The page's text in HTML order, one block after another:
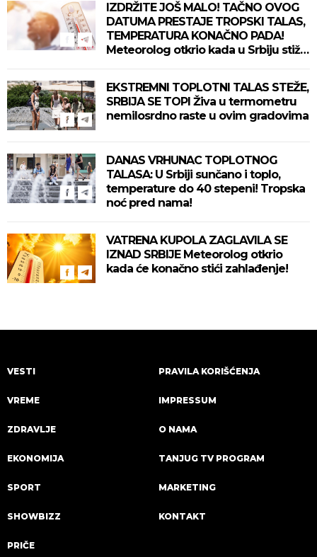
IZDRŽITE JOŠ MALO! TAČNO OVOG
DATUMA PRESTAJE TROPSKI TALAS,
TEMPERATURA KONAČNO PADA!
Meteorolog otkrio kada u Srbiju stiže
EKSTREMNI TOPLOTNI TALAS STEŽE,
SRBIJA SE TOPI Živa u termometru
nemilosrdno raste u ovim gradovima
DANAS VRHUNAC TOPLOTNOG
TALASA: U Srbiji sunčano i toplo,
temperature do 40 stepeni! Tropska
noć pred nama!
VATRENA KUPOLA ZAGLAVILA SE
IZNAD SRBIJE Meteorolog otkrio
kada će konačno stići zahlađenje!
VESTI
VREME
ZDRAVLJE
EKONOMIJA
SPORT
SHOWBIZZ
PRIČE
PRAVILA KORIŠĆENJA
IMPRESSUM
O NAMA
TANJUG TV PROGRAM
MARKETING
KONTAKT